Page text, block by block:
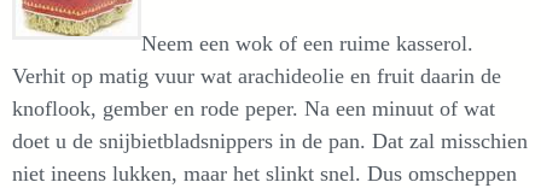
Neem een wok of een ruime kasserol.
Verhit op matig vuur wat arachideolie en fruit daarin de
knoflook, gember en rode peper. Na een minuut of wat
doet u de snijbietbladsnippers in de pan. Dat zal misschien
niet ineens lukken, maar het slinkt snel. Dus omscheppen